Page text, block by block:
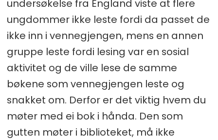
undersøkelse fra England viste at flere
ungdommer ikke leste fordi da passet de
ikke inn i vennegjengen, mens en annen
gruppe leste fordi lesing var en sosial
aktivitet og de ville lese de samme
bøkene som vennegjengen leste og
snakket om. Derfor er det viktig hvem du
møter med ei bok i hånda. Den som
gutten møter i biblioteket, må ikke